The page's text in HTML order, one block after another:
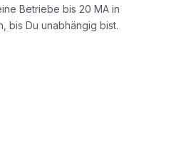
Betriebe bis 20 MA in
bis Du unabhängig bist.